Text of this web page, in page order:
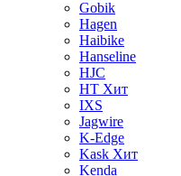
Gobik
Hagen
Haibike
Hanseline
HJC
HT Хит
IXS
Jagwire
K-Edge
Kask Хит
Kenda